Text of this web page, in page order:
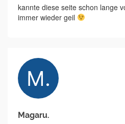
kannte diese seite schon lange
immer wieder geil
Magaru.